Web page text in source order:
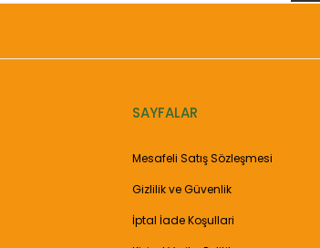
GönderSAYFALAR
Mesafeli Satış Sözleşmesi
Gizlilik ve Güvenlik
İptal İade Koşullari